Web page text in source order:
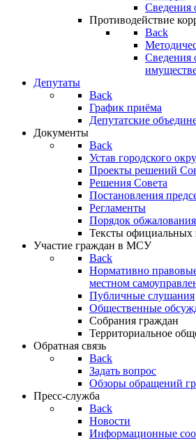
Сведения
Противодействие
Back
Сведения
Депутаты
Back
График приёма
Депутатские
Документы
Back
Устав городского
Проекты решений
Решения Совета
Постановления
Регламенты
Порядок
Тексты официальных
Участие граждан в МСУ
Back
Нормативно
местном
Публичные слушания
Общественные
Собрания граждан
Территориальное
Обратная связь
Back
Задать вопрос
Обзоры обращений
Пресс-служба
Back
Новости
Информационные